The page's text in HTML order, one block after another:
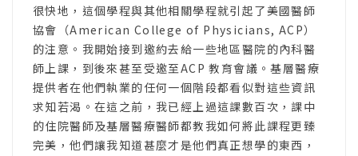
很快地，這個學程與其他相關學程就引起了美國醫師
協會（American College of Physicians, ACP）
的注意。我開始接到邀約去給一些地區醫院的內科醫
師上課，到後來甚至受邀至ACP 教育會議。基層醫療
提供者在他們執業的任何一個階段都看似對這些資訊
求知若渴。在這之前，我已經上過這課數百次，課中
的住院醫師及基層醫療醫師都教我如何將此課程更臻
完美，他們讓我知道甚麼才是他們真正想學的東西，